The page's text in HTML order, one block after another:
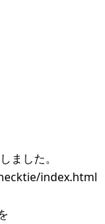
ました。
index.html